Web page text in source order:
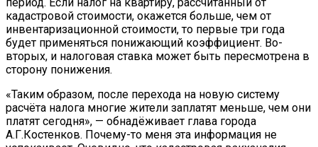
кадастровой стоимости, окажется больше, чем от
инвентаризационной стоимости, то первые три года
будет применяться понижающий коэффициент. Во-
вторых, и налоговая ставка может быть пересмотрена в
сторону понижения.
«Таким образом, после перехода на новую систему
расчёта налога многие жители заплатят меньше, чем они
платят сегодня», — обнадёживает глава города
А.Г.Костенков. Почему-то меня эта информация не